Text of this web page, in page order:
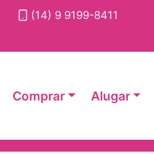
(14) 9 9199-8411
Comprar Alugar